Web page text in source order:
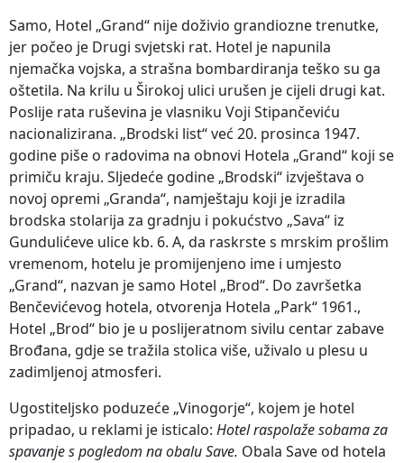
Samo, Hotel „Grand“ nije doživio grandiozne trenutke,
jer počeo je Drugi svjetski rat. Hotel je napunila
njemačka vojska, a strašna bombardiranja teško su ga
oštetila. Na krilu u Širokoj ulici urušen je cijeli drugi kat.
Poslije rata ruševina je vlasniku Voji Stipančeviću
nacionalizirana. „Brodski list“ već 20. prosinca 1947.
godine piše o radovima na obnovi Hotela „Grand“ koji se
primiču kraju. Sljedeće godine „Brodski“ izvještava o
novoj opremi „Granda“, namještaju koji je izradila
brodska stolarija za gradnju i pokućstvo „Sava“ iz
Gundulićeve ulice kb. 6. A, da raskrste s mrskim prošlim
vremenom, hotelu je promijenjeno ime i umjesto
„Grand“, nazvan je samo Hotel „Brod“. Do završetka
Benčevićevog hotela, otvorenja Hotela „Park“ 1961.,
Hotel „Brod“ bio je u poslijeratnom sivilu centar zabave
Brođana, gdje se tražila stolica više, uživalo u plesu u
zadimljenoj atmosferi.
Ugostiteljsko poduzeće „Vinogorje“, kojem je hotel
pripadao, u reklami je isticalo: Hotel raspolaže sobama za
spavanje s pogledom na obalu Save. Obala Save od hotela